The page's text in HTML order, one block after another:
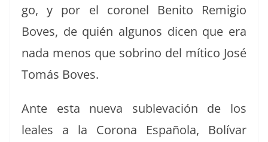
go, y por el coro­nel Ben­i­to Remi­gio
Boves, de quién algunos dicen que era
nada menos que sobri­no del míti­co José
Tomás Boves.
Ante esta nue­va sub­l­e­vación de los
leales a la Coro­na Españo­la, Bolí­var